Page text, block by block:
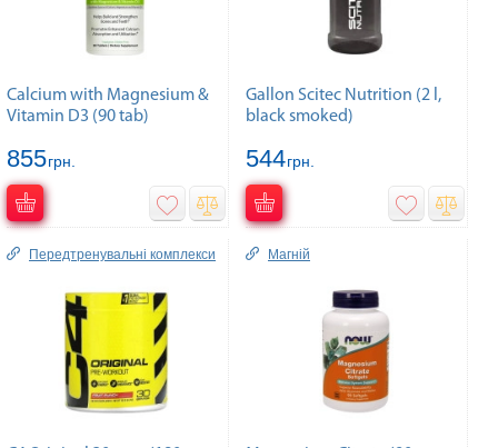
Calcium with Magnesium &
Vitamin D3 (90 tab)
855грн.
Gallon Scitec Nutrition (2 l,
black smoked)
544грн.
Передтренувальні комплекси Магній